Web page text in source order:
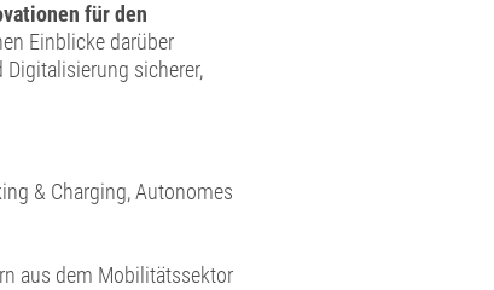
für den
Einblicke darüber
sicherer,
& Charging, Autonomes
aus dem Mobilitätssektor